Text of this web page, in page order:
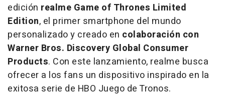
edición realme Game of Thrones Limited
Edition, el primer smartphone del mundo
personalizado y creado en colaboración con
Warner Bros. Discovery Global Consumer
Products. Con este lanzamiento, realme busca
ofrecer a los fans un dispositivo inspirado en la
exitosa serie de HBO Juego de Tronos.